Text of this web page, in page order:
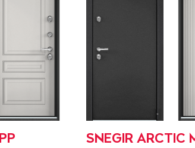
SNEGIR ARCTIC